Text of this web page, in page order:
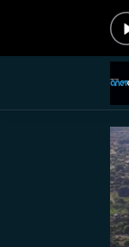
Tocando agora: